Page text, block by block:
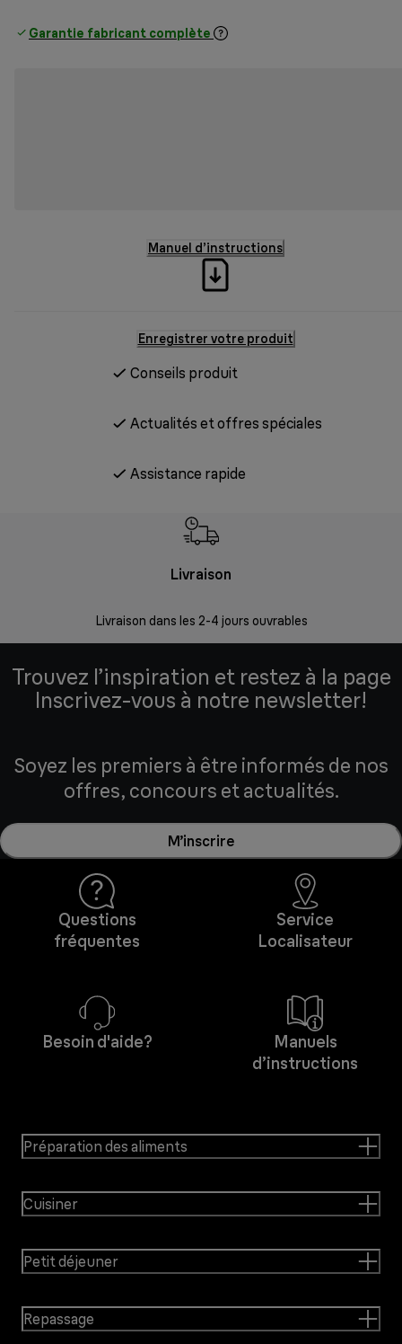
Garantie fabricant complète
Manuel d’instructions
Enregistrer votre produit
Conseils produit
Actualités et offres spéciales
Assistance rapide
Livraison
Livraison dans les 2-4 jours ouvrables
Trouvez l’inspiration et restez à la page
Inscrivez-vous à notre newsletter!
Soyez les premiers à être informés de nos
offres, concours et actualités.
M’inscrire
Questions
fréquentes
Service
Localisateur
Besoin d'aide?
Manuels
d’instructions
Préparation des aliments
Cuisiner
Petit déjeuner
Repassage